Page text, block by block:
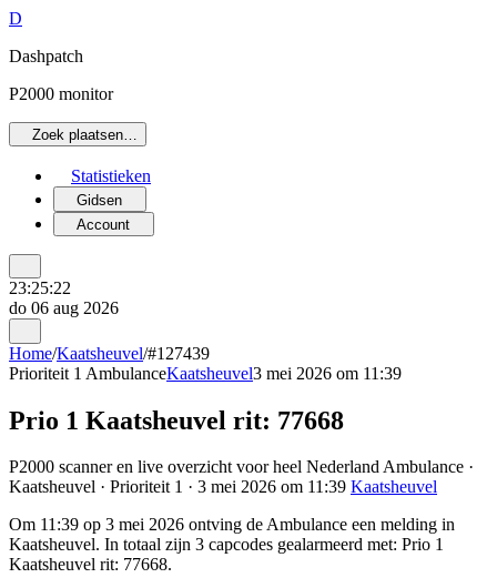
D
Dashpatch
P2000 monitor
Zoek plaatsen…
Statistieken
Gidsen
Account
23:25:22
do 06 aug 2026
Home/Kaatsheuvel/#127439
Prioriteit 1 AmbulanceKaatsheuvel3 mei 2026 om 11:39
Prio 1 Kaatsheuvel rit: 77668
P2000 scanner en live overzicht voor heel Nederland Ambulance ·
Kaatsheuvel · Prioriteit 1 · 3 mei 2026 om 11:39 Kaatsheuvel
Om 11:39 op 3 mei 2026 ontving de Ambulance een melding in
Kaatsheuvel. In totaal zijn 3 capcodes gealarmeerd met: Prio 1
Kaatsheuvel rit: 77668.